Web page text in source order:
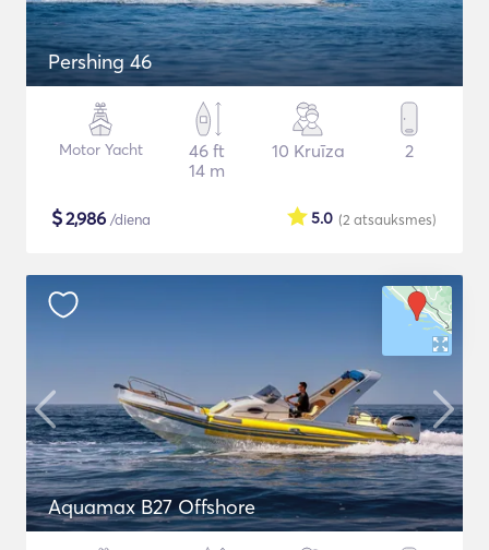
Pershing 46
Motor Yacht
46 ft
14 m
10 Kruīza 2
$2,986 /diena (2 atsauksmes)
5.0
Aquamax B27 Offshore